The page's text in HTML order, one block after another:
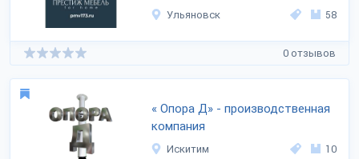
Ульяновск 58
0 отзывов
« Опора Д» - производственная
компания
Искитим 10